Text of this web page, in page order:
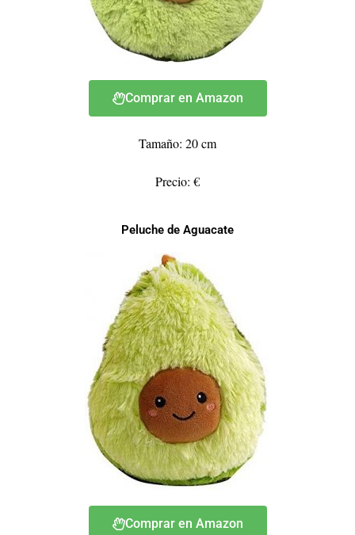
Comprar en Amazon
Tamaño: 20 cm
Precio: €
Peluche de Aguacate
Comprar en Amazon